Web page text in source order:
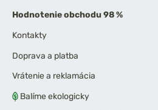
Hodnotenie obchodu 98 %
Kontakty
Doprava a platba
Vrátenie a reklamácia
Balíme ekologicky